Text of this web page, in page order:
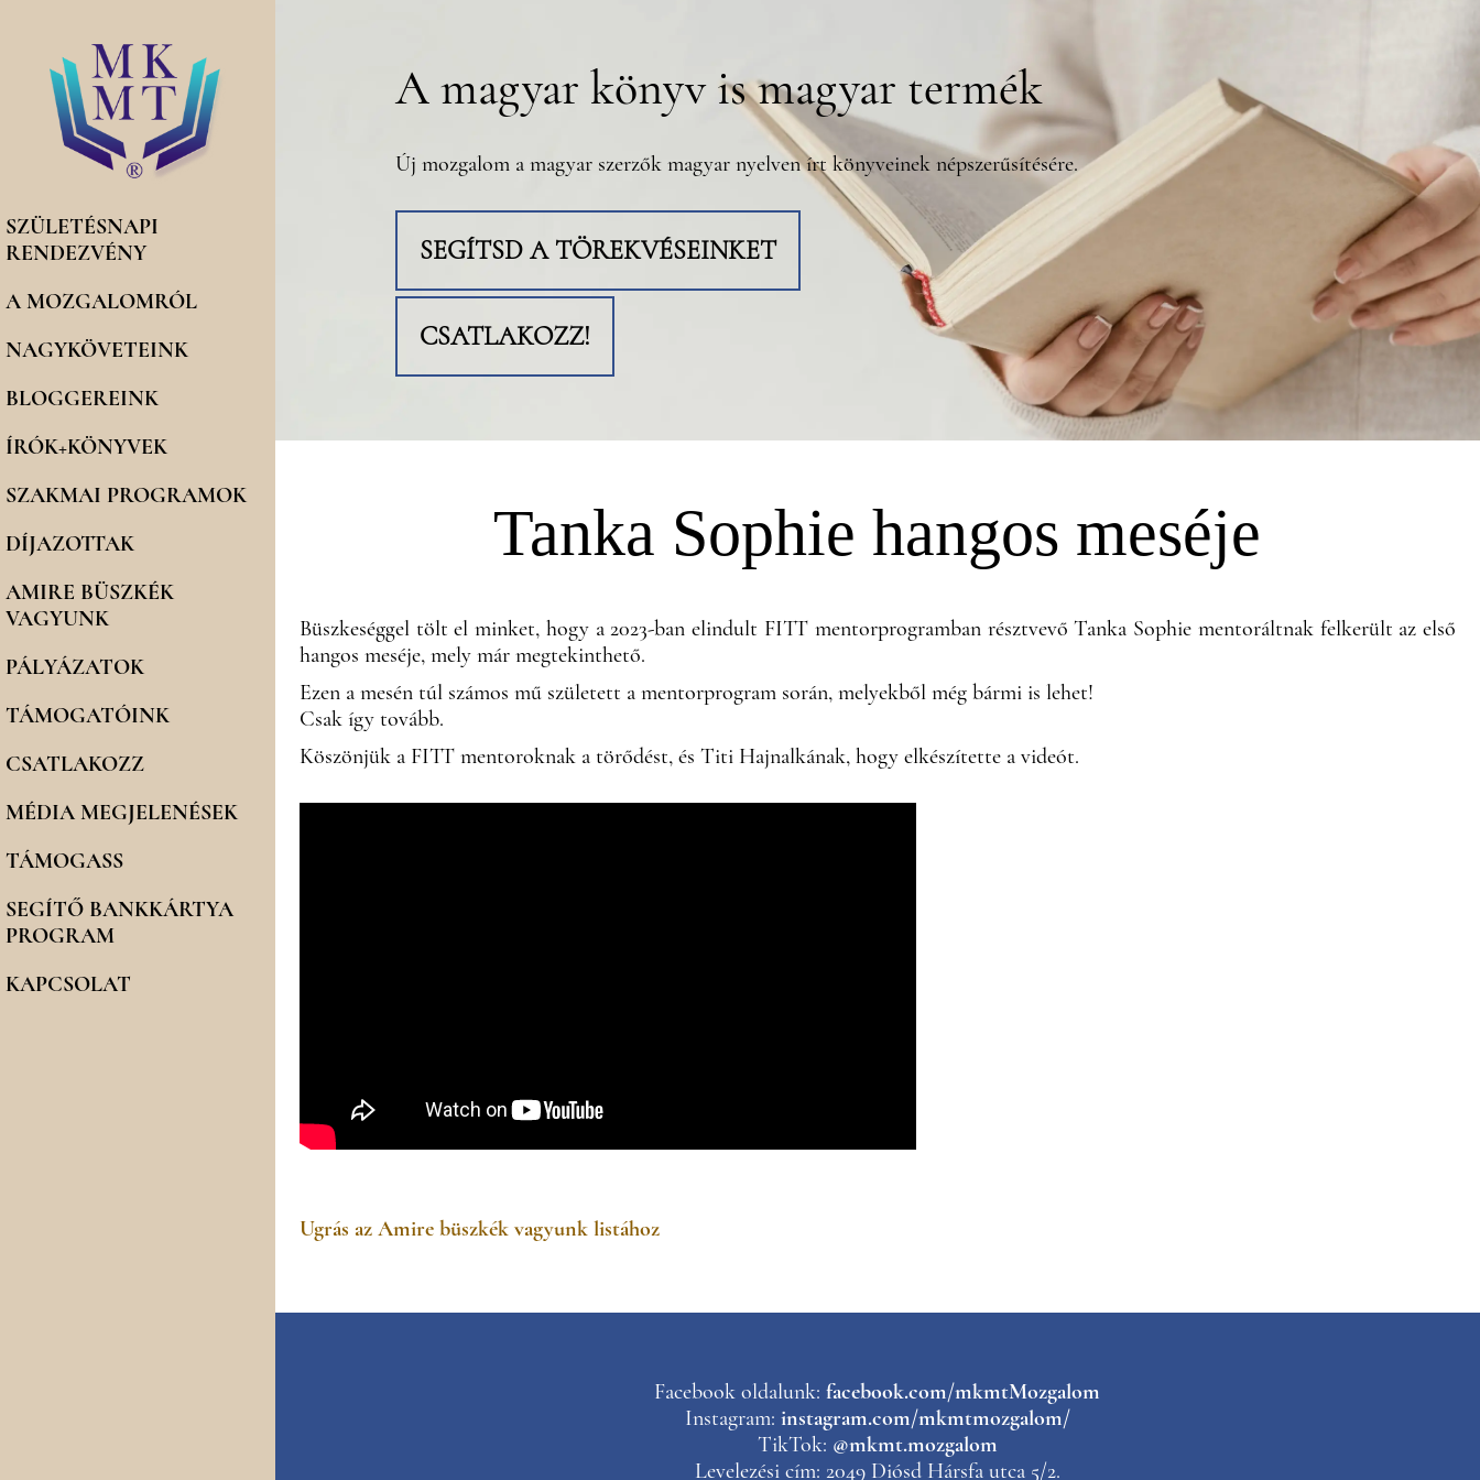
SZÜLETÉSNAPI
RENDEZVÉNY
A MOZGALOMRÓL
NAGYKÖVETEINK
BLOGGEREINK
ÍRÓK+KÖNYVEK
SZAKMAI PROGRAMOK
DÍJAZOTTAK
AMIRE BÜSZKÉK
VAGYUNK
PÁLYÁZATOK
TÁMOGATÓINK
CSATLAKOZZ
MÉDIA MEGJELENÉSEK
TÁMOGASS
SEGÍTŐ BANKKÁRTYA
PROGRAM
KAPCSOLAT
A magyar könyv is magyar termék
Új mozgalom a magyar szerzők magyar nyelven írt könyveinek népszerűsítésére.
SEGÍTSD A TÖREKVÉSEINKET
CSATLAKOZZ!
Tanka Sophie hangos meséje
Büszkeséggel tölt el minket, hogy a 2023-ban elindult FITT mentorprogramban résztvevő Tanka Sophie mentoráltnak felkerült az első
hangos meséje, mely már megtekinthető.
Ezen a mesén túl számos mű született a mentorprogram során, melyekből még bármi is lehet!
Csak így tovább.
Köszönjük a FITT mentoroknak a törődést, és Titi Hajnalkának, hogy elkészítette a videót.
Ugrás az Amire büszkék vagyunk listához
Facebook oldalunk:facebook.com/mkmtMozgalom
Instagram: instagram.com/mkmtmozgalom/
TikTok: @mkmt.mozgalom
Levelezési cím: 2049 Diósd Hársfa utca 5/2.